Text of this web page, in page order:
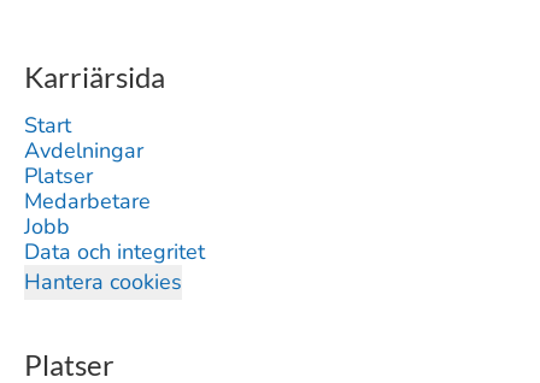
Karriärsida
Start
Avdelningar
Platser
Medarbetare
Jobb
Data och integritet
Hantera cookies
Platser